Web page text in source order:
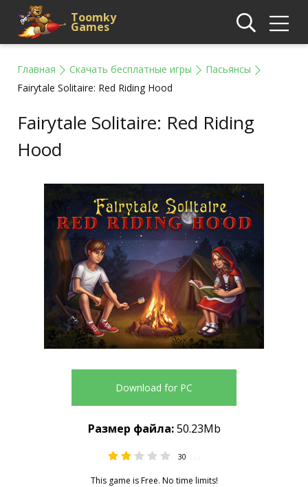
Toomky
Games
Главная Скачать бесплатные игры
Пасьянсы
Fairytale Solitaire: Red Riding Hood
Fairytale Solitaire: Red Riding
Hood
Download for PC
30
This game is Free. No time limits!
Размер файла:50.23Mb